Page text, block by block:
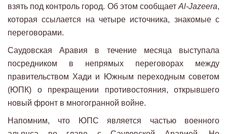
взять под контроль город. Об этом сообщает Al-Jazeera,
которая ссылается на четыре источника, знакомые с
переговорами.
Саудовская Аравия в течение месяца выступала
посредником в непрямых переговорах между
правительством Хади и Южным переходным советом
(ЮПК) о прекращении противостояния, открывшего
новый фронт в многогранной войне.
Напомним, что ЮПС является частью военного